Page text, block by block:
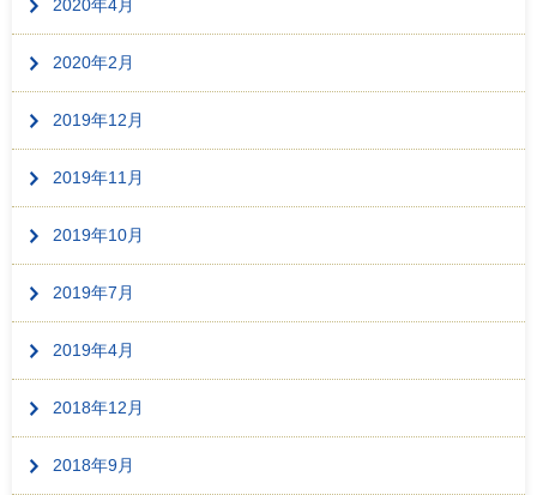
2020年4月
2020年2月
2019年12月
2019年11月
2019年10月
2019年7月
2019年4月
2018年12月
2018年9月